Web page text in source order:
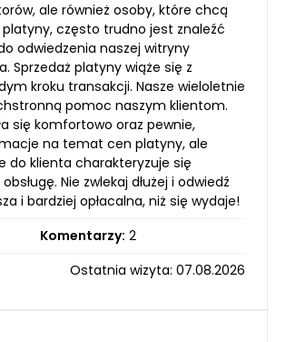
ale również osoby, które chcą
często trudno jest znaleźć
odwiedzenia naszej witryny
Sprzedaż platyny wiąże się z
kroku transakcji. Nasze wieloletnie
pomoc naszym klientom.
się komfortowo oraz pewnie,
na temat cen platyny, ale
do klienta charakteryzuje się
Nie zwlekaj dłużej i odwiedź
i bardziej opłacalna, niż się wydaje!
Komentarzy: 2
Ostatnia wizyta: 07.08.2026